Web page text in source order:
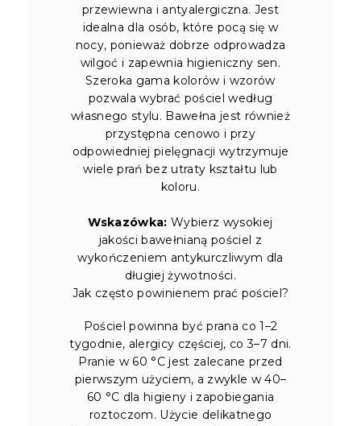
przewiewna i antyalergiczna. Jest
idealna dla osób, które pocą się w
nocy, ponieważ dobrze odprowadza
wilgoć i zapewnia higieniczny sen.
Szeroka gama kolorów i wzorów
pozwala wybrać pościel według
własnego stylu. Bawełna jest również
przystępna cenowo i przy
odpowiedniej pielęgnacji wytrzymuje
wiele prań bez utraty kształtu lub
koloru.
Wskazówka: Wybierz wysokiej
jakości bawełnianą pościel z
wykończeniem antykurczliwym dla
długiej żywotności.
Jak często powinienem prać pościel?
Pościel powinna być prana co 1–2
tygodnie, alergicy częściej, co 3–7 dni.
Pranie w 60 °C jest zalecane przed
pierwszym użyciem, a zwykle w 40–
60 °C dla higieny i zapobiegania
roztoczom. Użycie delikatnego